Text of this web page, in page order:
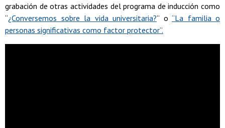
grabación de otras actividades del programa de inducción como
“¿Conversemos sobre la vida universitaria?” o “La familia o
personas significativas como factor protector”.